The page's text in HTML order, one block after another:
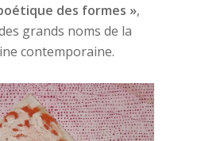
des formes »,
grands noms de la
contemporaine.